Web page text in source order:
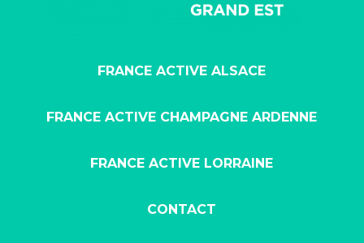
FRANCE ACTIVE ALSACE
FRANCE ACTIVE CHAMPAGNE ARDENNE
FRANCE ACTIVE LORRAINE
CONTACT